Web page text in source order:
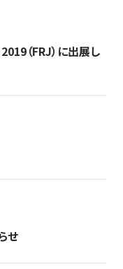
（FRJ）に出展し
せ